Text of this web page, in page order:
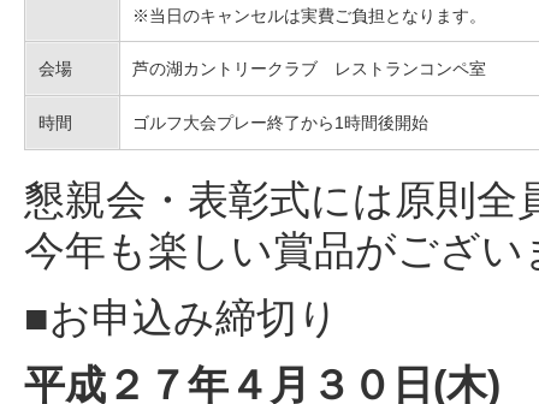
※当日のキャンセルは実費ご負担となります。
会場 芦の湖カントリークラブ レストランコンペ室
時間 ゴルフ大会プレー終了から1時間後開始
懇親会・表彰式には原則
今年も楽しい賞品がござい
■お申込み締切り
平成２７年４月３０日(木)